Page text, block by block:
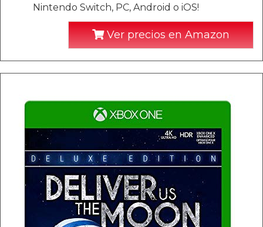
Nintendo Switch, PC, Android o iOS!
Ver precios en Amazon